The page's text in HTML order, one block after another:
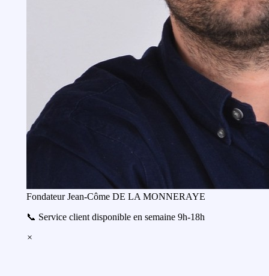
Fondateur Jean-Côme DE LA MONNERAYE
📞 Service client disponible en semaine 9h-18h
×